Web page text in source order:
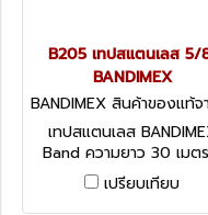
B205 เทปสแตนเลส 5/
BANDIMEX
BANDIMEX สินค้าของแท้จ
งงานผู้ผลิต B205
เทปสแตนเลส
Band ความยาว 30 เมต
ม้วน มีหลายขนาดให้เลือก
BANDIMEX BAND
เปรียบเทียบ